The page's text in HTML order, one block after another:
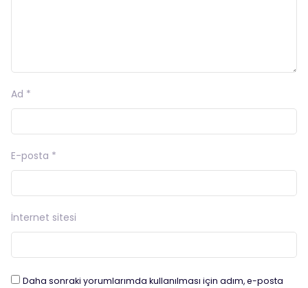
Ad *
E-posta *
İnternet sitesi
Daha sonraki yorumlarımda kullanılması için adım, e-posta